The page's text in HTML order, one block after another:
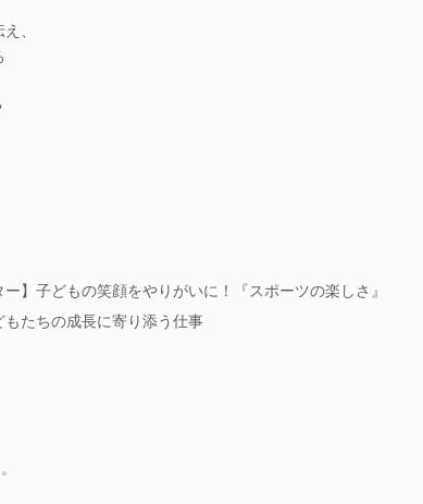
、
】子どもの笑顔をやりがいに！『スポーツの楽しさ』
もたちの成長に寄り添う仕事